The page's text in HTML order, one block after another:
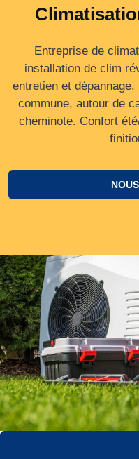
Entreprise de
installation de clim
entretien et
commune, autour de
cheminote. Confort